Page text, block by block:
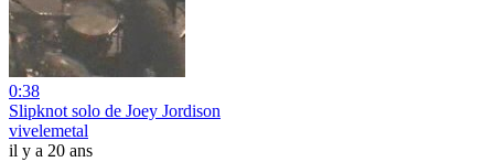
0:38
Slipknot solo de Joey Jordison
vivelemetal
il y a 20 ans